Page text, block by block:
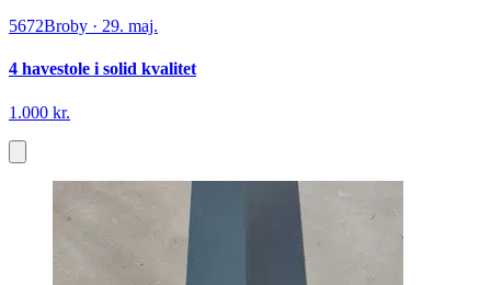
5672Broby · 29. maj.
4 havestole i solid kvalitet
1.000 kr.